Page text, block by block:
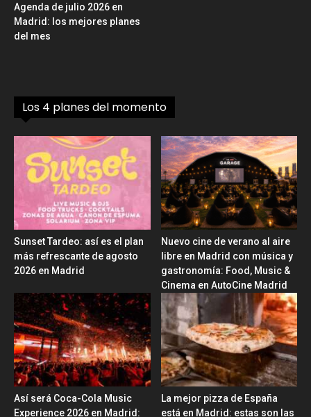
Agenda de julio 2026 en
Madrid: los mejores planes
del mes
Los 4 planes del momento
Sunset Tardeo: así es el plan
más refrescante de agosto
2026 en Madrid
Nuevo cine de verano al aire
libre en Madrid con música y
gastronomía: Food, Music &
Cinema en AutoCine Madrid
Así será Coca-Cola Music
Experience 2026 en Madrid:
La mejor pizza de España
está en Madrid: estas son las